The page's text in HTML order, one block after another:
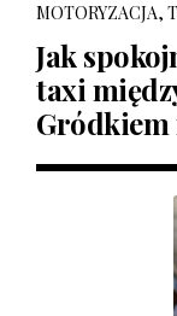
MOTORYZACJA,
Jak
taxi
Gródkiem